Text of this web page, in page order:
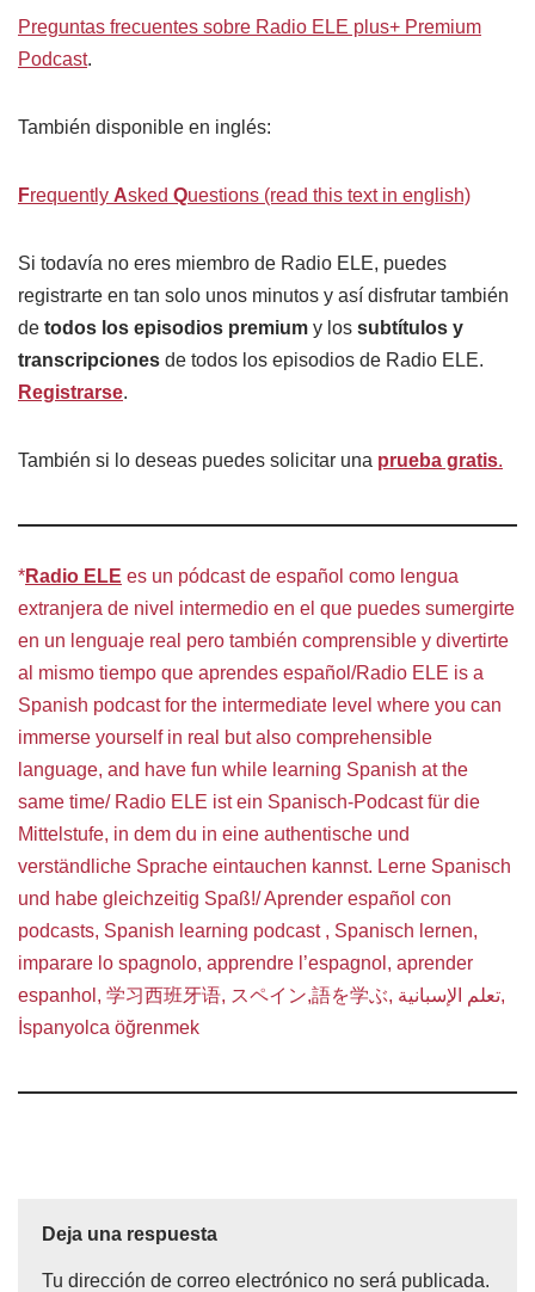
Preguntas frecuentes sobre Radio ELE plus+ Premium
Podcast.
También disponible en inglés:
Frequently Asked Questions (read this text in english)
Si todavía no eres miembro de Radio ELE, puedes
registrarte en tan solo unos minutos y así disfrutar también
de todos los episodios premium y los subtítulos y
transcripciones de todos los episodios de Radio ELE.
Registrarse.
También si lo deseas puedes solicitar una prueba gratis.
*Radio ELE es un pódcast de español como lengua
extranjera de nivel intermedio en el que puedes sumergirte
en un lenguaje real pero también comprensible y divertirte
al mismo tiempo que aprendes español/Radio ELE is a
Spanish podcast for the intermediate level where you can
immerse yourself in real but also comprehensible
language, and have fun while learning Spanish at the
same time/ Radio ELE ist ein Spanisch-Podcast für die
Mittelstufe, in dem du in eine authentische und
verständliche Sprache eintauchen kannst. Lerne Spanisch
und habe gleichzeitig Spaß!/ Aprender español con
podcasts, Spanish learning podcast , Spanisch lernen,
imparare lo spagnolo, apprendre l’espagnol, aprender
espanhol, 学习西班牙语, スペイン,語を学ぶ, تعلم الإسبانية,
İspanyolca öğrenmek
Deja una respuesta
Tu dirección de correo electrónico no será publicada.